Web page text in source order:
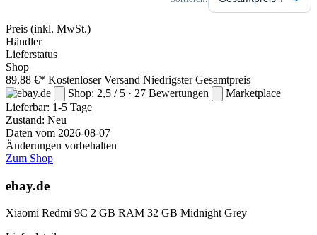
Preis (inkl. MwSt.)
Händler
Lieferstatus
Shop
89,88 €* Kostenloser Versand Niedrigster Gesamtpreis
Shop: 2,5 / 5 · 27 Bewertungen
Marketplace
Lieferbar: 1-5 Tage
Zustand: Neu
Daten vom 2026-08-07
Änderungen vorbehalten
Zum Shop
ebay.de
Xiaomi Redmi 9C 2 GB RAM 32 GB Midnight Grey